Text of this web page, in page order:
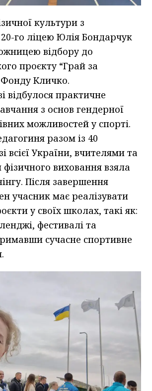
культури з
го ліцею Юлія Бондарчук
відбору до
проєкту “Грай за
Фонду Кличко.
відбулося практичне
з основ гендерної
можливостей у спорті.
разом із 40
всієї України, вчителями та
виховання взяла
Після завершення
учасник має реалізувати
у своїх школах, такі як:
фестивалі та
сучасне спортивне